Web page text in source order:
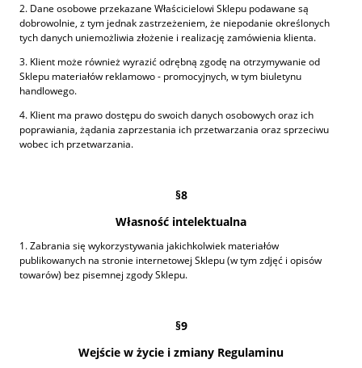
2. Dane osobowe przekazane Właścicielowi Sklepu podawane są
dobrowolnie, z tym jednak zastrzeżeniem, że niepodanie określonych
tych danych uniemożliwia złożenie i realizację zamówienia klienta.
3. Klient może również wyrazić odrębną zgodę na otrzymywanie od
Sklepu materiałów reklamowo - promocyjnych, w tym biuletynu
handlowego.
4. Klient ma prawo dostępu do swoich danych osobowych oraz ich
poprawiania, żądania zaprzestania ich przetwarzania oraz sprzeciwu
wobec ich przetwarzania.
§8
Własność intelektualna
1. Zabrania się wykorzystywania jakichkolwiek materiałów
publikowanych na stronie internetowej Sklepu (w tym zdjęć i opisów
towarów) bez pisemnej zgody Sklepu.
§9
Wejście w życie i zmiany Regulaminu